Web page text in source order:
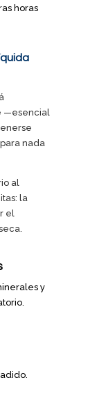
horas
—esencial
nada
al
la
el
y